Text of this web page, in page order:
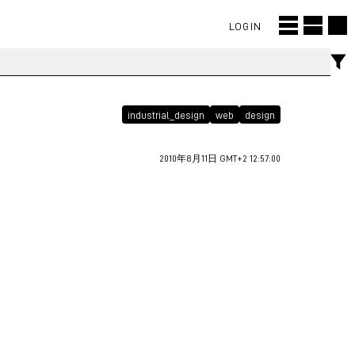
LOGIN
industrial_design web design
2010年8月11日 GMT+2 12:57:00